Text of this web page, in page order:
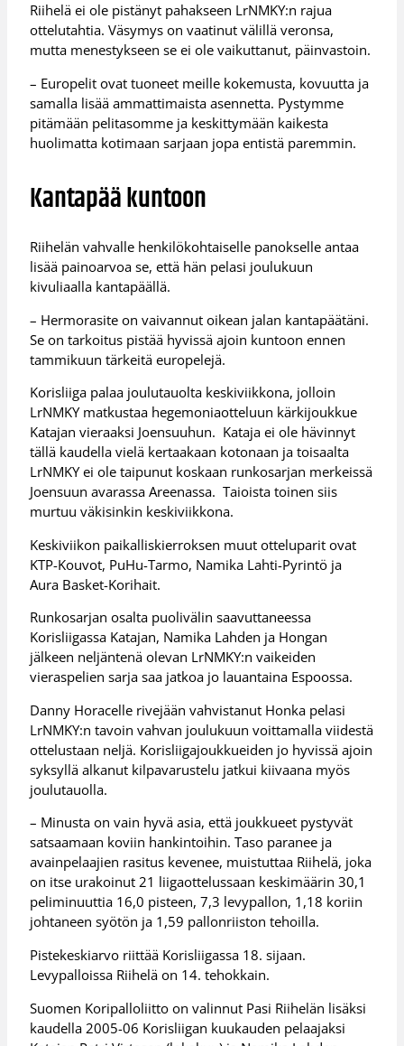
Riihelä ei ole pistänyt pahakseen LrNMKY:n rajua
ottelutahtia. Väsymys on vaatinut välillä veronsa,
mutta menestykseen se ei ole vaikuttanut, päinvastoin.
– Europelit ovat tuoneet meille kokemusta, kovuutta ja
samalla lisää ammattimaista asennetta. Pystymme
pitämään pelitasomme ja keskittymään kaikesta
huolimatta kotimaan sarjaan jopa entistä paremmin.
Kantapää kuntoon
Riihelän vahvalle henkilökohtaiselle panokselle antaa
lisää painoarvoa se, että hän pelasi joulukuun
kivuliaalla kantapäällä.
– Hermorasite on vaivannut oikean jalan kantapäätäni.
Se on tarkoitus pistää hyvissä ajoin kuntoon ennen
tammikuun tärkeitä europelejä.
Korisliiga palaa joulutauolta keskiviikkona, jolloin
LrNMKY matkustaa hegemoniaotteluun kärkijoukkue
Katajan vieraaksi Joensuuhun. Kataja ei ole hävinnyt
tällä kaudella vielä kertaakaan kotonaan ja toisaalta
LrNMKY ei ole taipunut koskaan runkosarjan merkeissä
Joensuun avarassa Areenassa. Taioista toinen siis
murtuu väkisinkin keskiviikkona.
Keskiviikon paikalliskierroksen muut otteluparit ovat
KTP-Kouvot, PuHu-Tarmo, Namika Lahti-Pyrintö ja
Aura Basket-Korihait.
Runkosarjan osalta puolivälin saavuttaneessa
Korisliigassa Katajan, Namika Lahden ja Hongan
jälkeen neljäntenä olevan LrNMKY:n vaikeiden
vieraspelien sarja saa jatkoa jo lauantaina Espoossa.
Danny Horacelle rivejään vahvistanut Honka pelasi
LrNMKY:n tavoin vahvan joulukuun voittamalla viidestä
ottelustaan neljä. Korisliigajoukkueiden jo hyvissä ajoin
syksyllä alkanut kilpavarustelu jatkui kiivaana myös
joulutauolla.
– Minusta on vain hyvä asia, että joukkueet pystyvät
satsaamaan koviin hankintoihin. Taso paranee ja
avainpelaajien rasitus kevenee, muistuttaa Riihelä, joka
on itse urakoinut 21 liigaottelussaan keskimäärin 30,1
peliminuuttia 16,0 pisteen, 7,3 levypallon, 1,18 koriin
johtaneen syötön ja 1,59 pallonriiston tehoilla.
Pistekeskiarvo riittää Korisliigassa 18. sijaan.
Levypalloissa Riihelä on 14. tehokkain.
Suomen Koripalloliitto on valinnut Pasi Riihelän lisäksi
kaudella 2005-06 Korisliigan kuukauden pelaajaksi